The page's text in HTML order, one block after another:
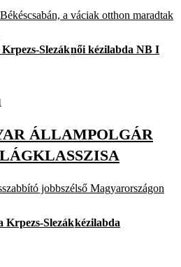
a váciak otthon maradtak
Slezáknői kézilabda NB I
ÁLLAMPOLGÁR
jobbszélső Magyarországon
Krpezs-Slezákkézilabda